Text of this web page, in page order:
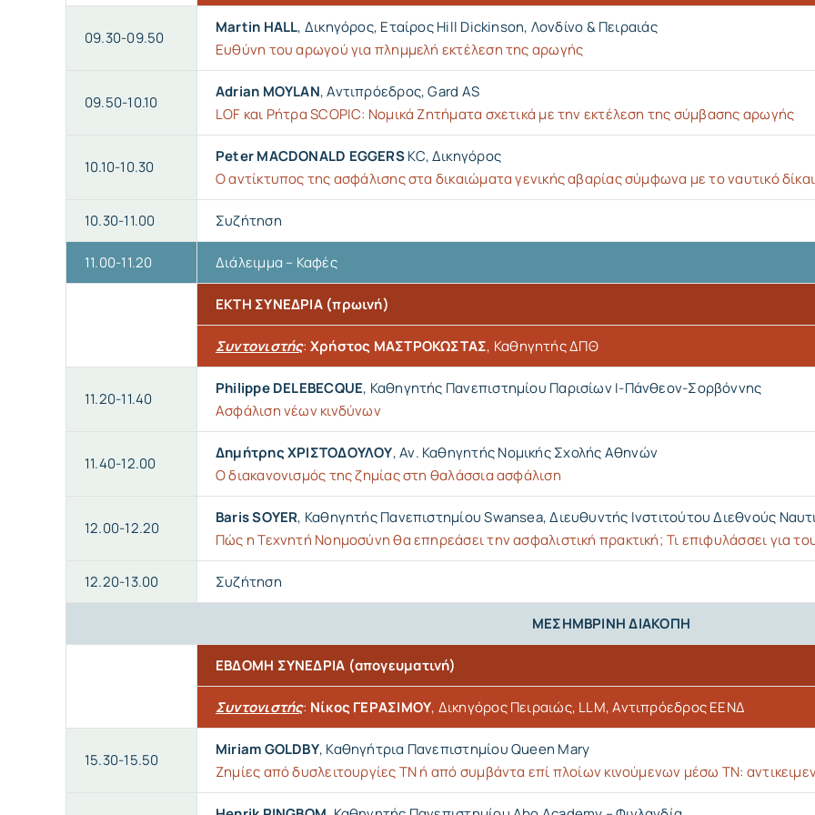
09.30-09.50
Martin HALL, Δικηγόρος, Εταίρος Hill Dickinson, Λονδίνο & Πειραιάς
Ευθύνη του αρωγού για πλημμελή εκτέλεση της αρωγής
09.50-10.10
Adrian MOYLAN, Αντιπρόεδρος, Gard AS
LOF και Ρήτρα SCOPIC: Νομικά Ζητήματα σχετικά με την εκτέλεση της σύμβασης αρωγής
10.10-10.30
Peter MACDONALD EGGERSKC, Δικηγόρος
Ο αντίκτυπος της ασφάλισης στα δικαιώματα γενικής αβαρίας σύμφωνα με το ναυτικό
10.30-11.00 Συζήτηση
11.00-11.20 Διάλειμμα – Καφές
EKTH ΣΥΝΕΔΡΙΑ (πρωινή)
Συντονιστής: Χρήστος ΜΑΣΤΡΟΚΩΣΤΑΣ, Καθηγητής ΔΠΘ
11.20-11.40
Philippe DELEBECQUE, Καθηγητής Πανεπιστημίου Παρισίων Ι-Πάνθεον-Σορβόννης
Ασφάλιση νέων κινδύνων
11.40-12.00
Δημήτρης ΧΡΙΣΤΟΔΟΥΛΟΥ, Αν. Καθηγητής Νομικής Σχολής Αθηνών
Ο διακανονισμός της ζημίας στη θαλάσσια ασφάλιση
12.00-12.20
Baris SOYER, Καθηγητής Πανεπιστημίου Swansea, Διευθυντής Ινστιτούτου Διεθνούς
Πώς η Τεχνητή Νοημοσύνη θα επηρεάσει την ασφαλιστική πρακτική; Τι επιφυλάσσει για
12.20-13.00 Συζήτηση
ΜΕΣΗΜΒΡΙΝΗ ΔΙΑΚΟΠΗ
ΕΒΔΟΜΗ ΣΥΝΕΔΡΙΑ (απογευματινή)
Συντονιστής: Νίκος ΓΕΡΑΣΙΜΟΥ, Δικηγόρος Πειραιώς, LLM, Αντιπρόεδρος ΕΕΝΔ
15.30-15.50
Miriam GOLDBY, Καθηγήτρια Πανεπιστημίου Queen Mary
Ζημίες από δυσλειτουργίες ΤΝ ή από συμβάντα επί πλοίων κινούμενων μέσω ΤΝ: